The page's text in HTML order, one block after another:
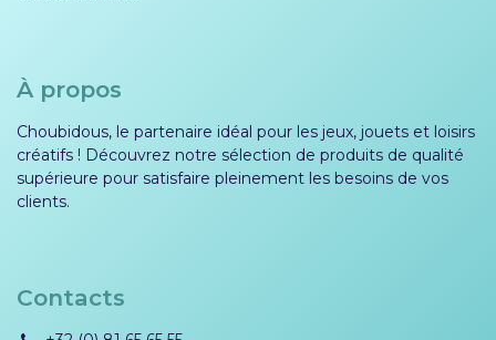
À propos
Choubidous, le partenaire idéal pour les jeux, jouets et loisirs
créatifs ! Découvrez notre sélection de produits de qualité
supérieure pour satisfaire pleinement les besoins de vos
clients.
Contacts